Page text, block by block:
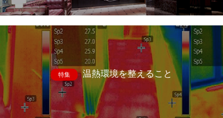
特集 温熱環境を整えること